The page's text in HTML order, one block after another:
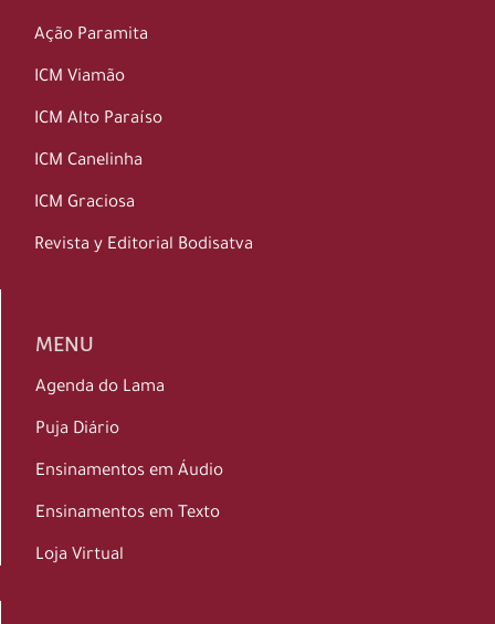
Ação Paramita
ICM Viamão
ICM Alto Paraíso
ICM Canelinha
ICM Graciosa
Revista y Editorial Bodisatva
MENU
Agenda do Lama
Puja Diário
Ensinamentos em Áudio
Ensinamentos em Texto
Loja Virtual